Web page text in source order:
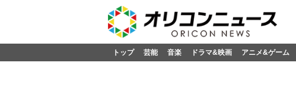
トップ 芸能 音楽 ドラマ&映画 アニメ&ゲーム